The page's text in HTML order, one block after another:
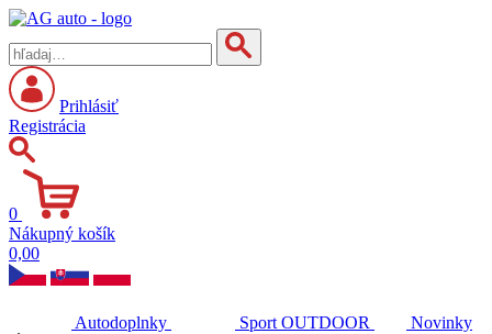
Prihlásiť
Registrácia
0
Nákupný košík
0,00
Autodoplnky Sport OUTDOOR
Novinky